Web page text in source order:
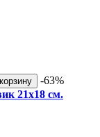
-63%
21х18 см.